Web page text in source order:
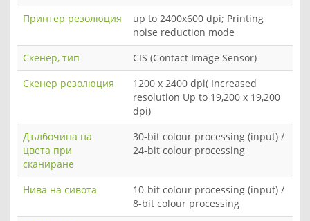
Принтер резолюция
up to 2400x600 dpi; Printing
noise reduction mode
Скенер, тип
CIS (Contact Image Sensor)
Скенер резолюция
1200 x 2400 dpi( Increased
resolution Up to 19,200 x 19,200
dpi)
Дълбочина на
цвета при
сканиране
30-bit colour processing (input) /
24-bit colour processing
Нива на сивота
10-bit colour processing (input) /
8-bit colour processing